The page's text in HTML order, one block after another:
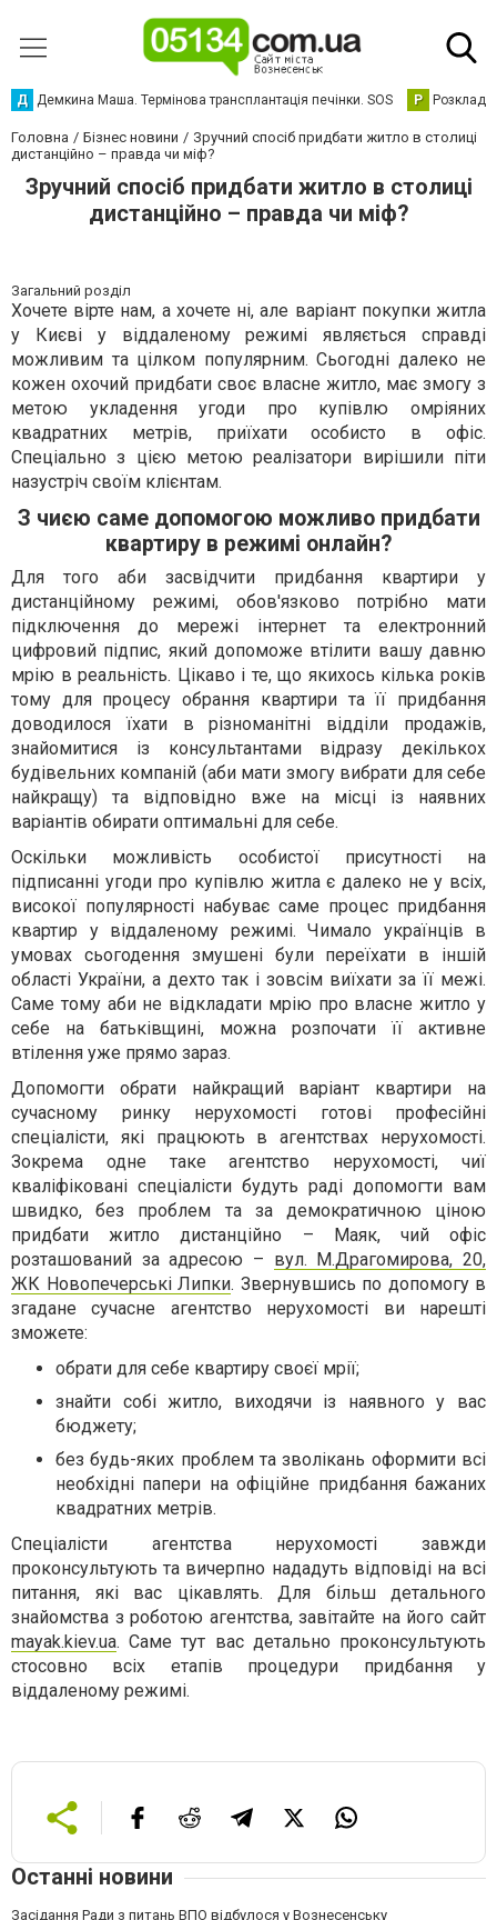
Д Демкина Маша. Термінова трансплантація печінки. SOS Р Розклад
Головна Бізнес новини
Зручний спосіб придбати житло в столиці
дистанційно – правда чи міф?
Зручний спосіб придбати житло в столиці
дистанційно – правда чи міф?
Загальний розділ
Хочете вірте нам, а хочете ні, але варіант покупки житла
у Києві у віддаленому режимі являється справді
можливим та цілком популярним. Сьогодні далеко не
кожен охочий придбати своє власне житло, має змогу з
метою укладення угоди про купівлю омріяних
квадратних метрів, приїхати особисто в офіс.
Спеціально з цією метою реалізатори вирішили піти
назустріч своїм клієнтам.
З чиєю саме допомогою можливо придбати
квартиру в режимі онлайн?
Для того аби засвідчити придбання квартири у
дистанційному режимі, обов'язково потрібно мати
підключення до мережі інтернет та електронний
цифровий підпис, який допоможе втілити вашу давню
мрію в реальність. Цікаво і те, що якихось кілька років
тому для процесу обрання квартири та її придбання
доводилося їхати в різноманітні відділи продажів,
знайомитися із консультантами відразу декількох
будівельних компаній (аби мати змогу вибрати для себе
найкращу) та відповідно вже на місці із наявних
варіантів обирати оптимальні для себе.
Оскільки можливість особистої присутності на
підписанні угоди про купівлю житла є далеко не у всіх,
високої популярності набуває саме процес придбання
квартир у віддаленому режимі. Чимало українців в
умовах сьогодення змушені були переїхати в іншій
області України, а дехто так і зовсім виїхати за її межі.
Саме тому аби не відкладати мрію про власне житло у
себе на батьківщині, можна розпочати її активне
втілення уже прямо зараз.
Допомогти обрати найкращий варіант квартири на
сучасному ринку нерухомості готові професійні
спеціалісти, які працюють в агентствах нерухомості.
Зокрема одне таке агентство нерухомості, чиї
кваліфіковані спеціалісти будуть раді допомогти вам
швидко, без проблем та за демократичною ціною
придбати житло дистанційно – Маяк, чий офіс
розташований за адресою – вул. М.Драгомирова, 20,
ЖК Новопечерські Липки. Звернувшись по допомогу в
згадане сучасне агентство нерухомості ви нарешті
зможете:
обрати для себе квартиру своєї мрії;
знайти собі житло, виходячи із наявного у вас
бюджету;
без будь-яких проблем та зволікань оформити всі
необхідні папери на офіційне придбання бажаних
квадратних метрів.
Спеціалісти агентства нерухомості завжди
проконсультують та вичерпно нададуть відповіді на всі
питання, які вас цікавлять. Для більш детального
знайомства з роботою агентства, завітайте на його сайт
mayak.kiev.ua. Саме тут вас детально проконсультують
стосовно всіх етапів процедури придбання у
віддаленому режимі.
Останні новини
Засідання Ради з питань ВПО відбулося у Вознесенську